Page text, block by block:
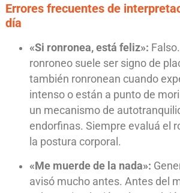
Errores frecuentes de
día
«Si ronronea, está feliz»:
ronroneo suele ser signo de
también ronronean cuando
intenso o están a punto de
un mecanismo de
endorfinas. Siempre evaluá el
la postura corporal.
«Me muerde de la nada»:
avisó mucho antes. Antes del